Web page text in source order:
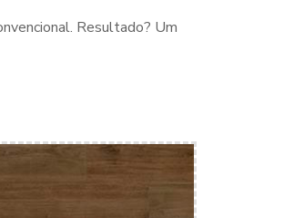
Resultado? Um